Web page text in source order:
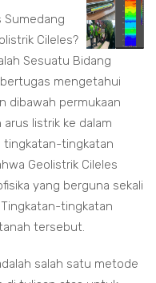
Sumedang
Cileles?
Sesuatu Bidang
mengetahui
dibawah permukaan
listrik ke dalam
tingkatan
Geolistrik Cileles
yang berguna sekali
tingkatan
tersebut.
salah satu metode